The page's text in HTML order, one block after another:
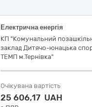
Електрична енергія
КП "Комунальний
заклад Дитячо-юнацька
ТЕМП м.Тернівка"
Очікувана вартість
25 606,17 UAH